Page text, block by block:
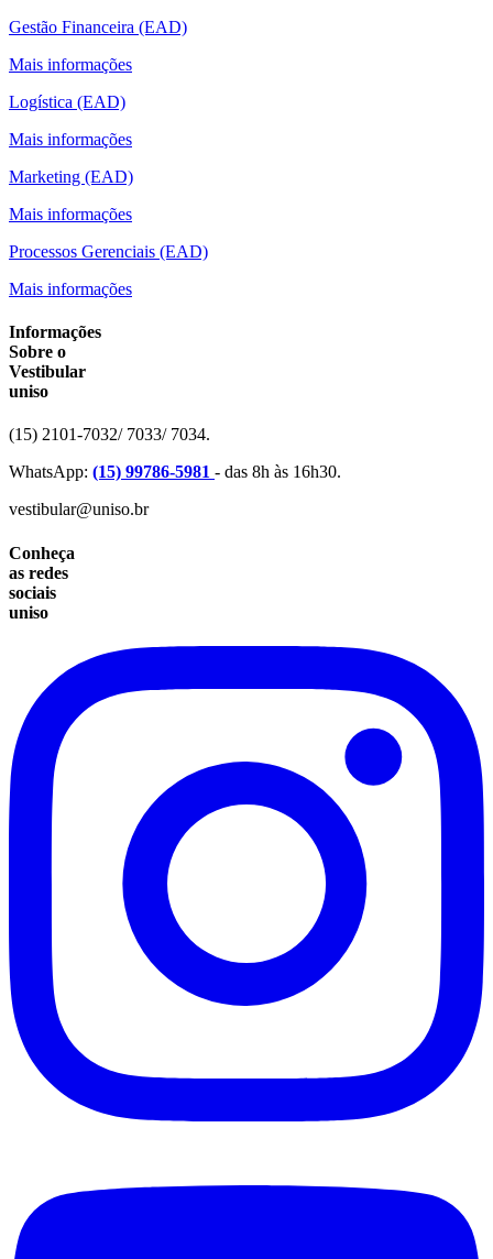
Gestão Financeira (EAD)
Mais informações
Logística (EAD)
Mais informações
Marketing (EAD)
Mais informações
Processos Gerenciais (EAD)
Mais informações
Informações
Sobre o
Vestibular
uniso
(15) 2101-7032/ 7033/ 7034.
WhatsApp: (15) 99786-5981 - das 8h às 16h30.
vestibular@uniso.br
Conheça
as redes
sociais
uniso